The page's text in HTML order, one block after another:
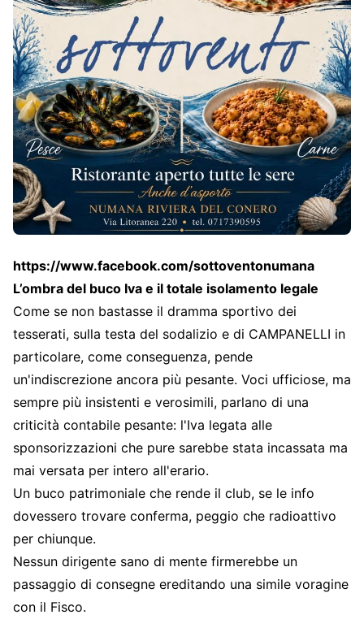
https://www.facebook.com/sottoventonumana
L’ombra del buco Iva e il totale isolamento legale
Come se non bastasse il dramma sportivo dei
tesserati, sulla testa del sodalizio e di CAMPANELLI in
particolare, come conseguenza, pende
un'indiscrezione ancora più pesante. Voci ufficiose, ma
sempre più insistenti e verosimili, parlano di una
criticità contabile pesante: l'Iva legata alle
sponsorizzazioni che pure sarebbe stata incassata ma
mai versata per intero all'erario.
Un buco patrimoniale che rende il club, se le info
dovessero trovare conferma, peggio che radioattivo
per chiunque.
Nessun dirigente sano di mente firmerebbe un
passaggio di consegne ereditando una simile voragine
con il Fisco.